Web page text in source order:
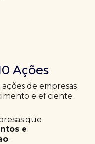
Ações
de empresas
e eficiente
que
e
.